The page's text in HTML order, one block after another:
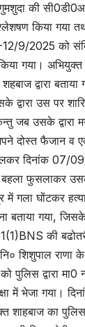
की
किया गया तथा
9/2025 को
किया गया।
द्वारा बताया
द्वारा उस पर
जब उसके द्वारा
दोस्त फैजान व
दिनांक 07/
बहला फुसलाकर
में गला घोंटकर
बताया गया,
की
शिशुपाल राणा
पुलिस द्वारा
में भेजा गया।
शाहबाज का